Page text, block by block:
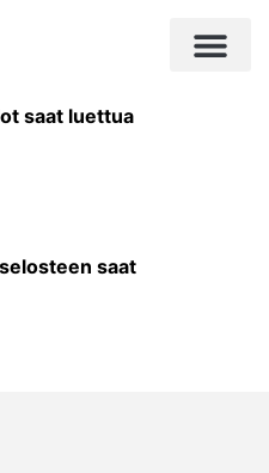
saat luettua
saat